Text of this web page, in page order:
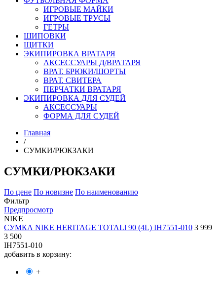
ИГРОВЫЕ МАЙКИ
ИГРОВЫЕ ТРУСЫ
ГЕТРЫ
ШИПОВКИ
ЩИТКИ
ЭКИПИРОВКА ВРАТАРЯ
АКСЕССУАРЫ Д/ВРАТАРЯ
ВРАТ. БРЮКИ/ШОРТЫ
ВРАТ. СВИТЕРА
ПЕРЧАТКИ ВРАТАРЯ
ЭКИПИРОВКА ДЛЯ СУДЕЙ
АКСЕССУАРЫ
ФОРМА ДЛЯ СУДЕЙ
Главная
/
СУМКИ/РЮКЗАКИ
СУМКИ/РЮКЗАКИ
По цене По новизне По наименованию
Фильтр
Предпросмотр
NIKE
СУМКА NIKE HERITAGE TOTALl 90 (4L) IH7551-010 3 999
3 500
IH7551-010
добавить в корзину:
+